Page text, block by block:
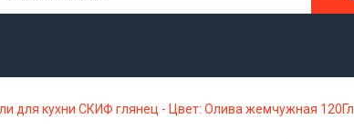
для кухни СКИФ глянец - Цвет: Олива жемчужная 120Гл